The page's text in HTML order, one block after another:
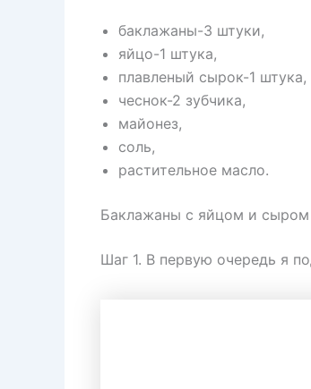
баклажаны-3 штуки,
яйцо-1 штука,
плавленый сырок-1 штука,
чеснок-2 зубчика,
майонез,
соль,
растительное масло.
Баклажаны с яйцом и
Шаг 1. В первую очередь я